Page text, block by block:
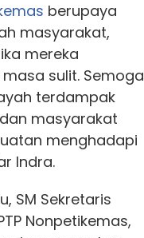
berupaya
masyarakat,
mereka
sulit. Semoga
terdampak
masyarakat
menghadapi
Indra.
SM Sekretaris
Nonpetikemas,